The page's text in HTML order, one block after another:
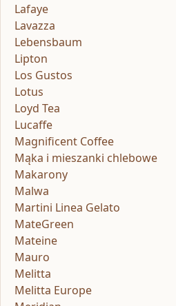
Lafaye
Lavazza
Lebensbaum
Lipton
Los Gustos
Lotus
Loyd Tea
Lucaffe
Magnificent Coffee
Mąka i mieszanki chlebowe
Makarony
Malwa
Martini Linea Gelato
MateGreen
Mateine
Mauro
Melitta
Melitta Europe